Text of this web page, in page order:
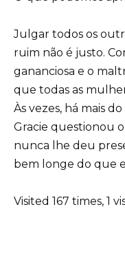
Julgar todos os
ruim não é justo.
gananciosa e o
que todas as
Às vezes, há mais
Gracie questionou
nunca lhe deu
bem longe do que
Visited 167 times, 1